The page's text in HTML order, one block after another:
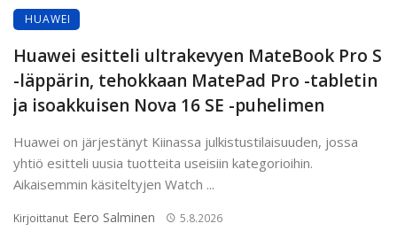
HUAWEI
Huawei esitteli ultrakevyen MateBook Pro S
-läppärin, tehokkaan MatePad Pro -tabletin
ja isoakkuisen Nova 16 SE -puhelimen
Huawei on järjestänyt Kiinassa julkistustilaisuuden, jossa
yhtiö esitteli uusia tuotteita useisiin kategorioihin.
Aikaisemmin käsiteltyjen Watch ...
Kirjoittanut Eero Salminen 5.8.2026